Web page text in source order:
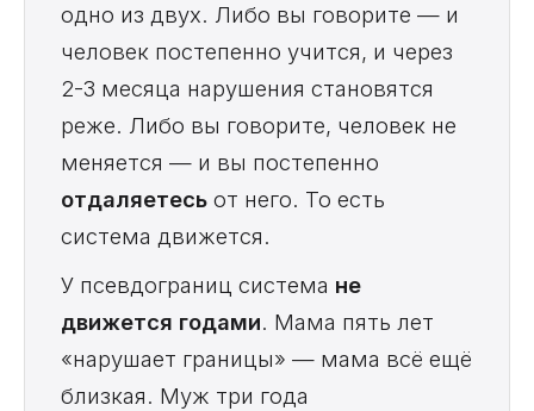
одно из двух. Либо вы говорите — и
человек постепенно учится, и через
2-3 месяца нарушения становятся
реже. Либо вы говорите, человек не
меняется — и вы постепенно
отдаляетесь от него. То есть
система движется.
У псевдограниц система не
движется годами. Мама пять лет
«нарушает границы» — мама всё ещё
близкая. Муж три года